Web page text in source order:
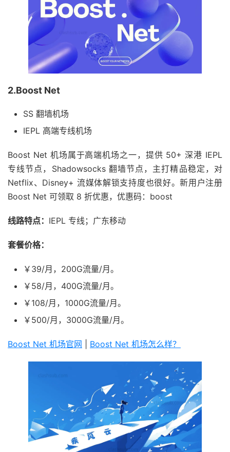
2.Boost Net
SS 翻墙机场
IEPL 高端专线机场
Boost Net 机场属于高端机场之一，提供 50+ 深港 IEPL
专线节点，Shadowsocks 翻墙节点，主打精品稳定，对
Netflix、Disney+ 流媒体解锁支持度也很好。新用户注册
Boost Net 可领取 8 折优惠，优惠码：boost
线路特点： IEPL 专线；广东移动
套餐价格：
￥39/月，200G流量/月。
￥58/月，400G流量/月。
￥108/月，1000G流量/月。
￥500/月，3000G流量/月。
Boost Net 机场官网 Boost Net 机场怎么样？